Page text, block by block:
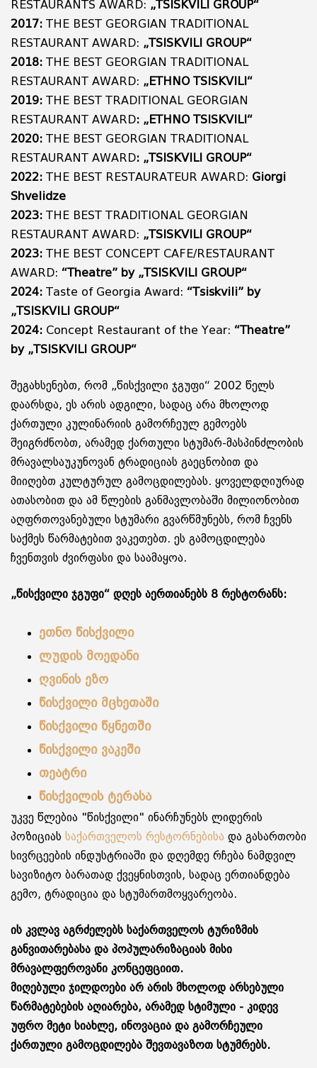
RESTAURANTS AWARD: „TSISKVILI GROUP“
2017:
THE BEST GEORGIAN TRADITIONAL
RESTAURANT AWARD: „TSISKVILI GROUP“
2018:
THE BEST GEORGIAN TRADITIONAL
RESTAURANT AWARD: „ETHNO TSISKVILI“
2019:
THE BEST TRADITIONAL GEORGIAN
RESTAURANT AWARD: „ETHNO TSISKVILI“
2020:
THE BEST GEORGIAN TRADITIONAL
RESTAURANT AWARD: „TSISKVILI GROUP“
2022:
THE BEST RESTAURATEUR AWARD: Giorgi
Shvelidze
2023: THE BEST TRADITIONAL GEORGIAN
RESTAURANT AWARD: „TSISKVILI GROUP“
2023: THE BEST CONCEPT CAFE/RESTAURANT
AWARD: “Theatre” by „TSISKVILI GROUP“
2024: Taste of Georgia Award: “Tsiskvili” by
„TSISKVILI GROUP“
2024: Concept Restaurant of the Year: “Theatre”
by „TSISKVILI GROUP“
შეგახსენებთ, რომ „წისქვილი ჯგუფი“ 2002 წელს
დაარსდა, ეს არის ადგილი, სადაც არა მხოლოდ
ქართული კულინარიის გამორჩეულ გემოებს
შეიგრძნობთ, არამედ ქართული სტუმარ-მასპინძლობის
მრავალსაუკუნოვან ტრადიციას გაეცნობით და
მიიღებთ კულტურულ გამოცდილებას. ყოველდღიურად
ათასობით და ამ წლების განმავლობაში მილიონობით
აღფრთოვანებული სტუმარი გვარწმუნებს, რომ ჩვენს
საქმეს წარმატებით ვაკეთებთ. ეს გამოცდილება
ჩვენთვის ძვირფასი და საამაყოა.
„წისქვილი ჯგუფი“ დღეს აერთიანებს 8 რესტორანს:
ეთნო წისქვილი
ლუდის მოედანი
ღვინის ეზო
წისქვილი მცხეთაში
წისქვილი წყნეთში
წისქვილი ვაკეში
თეატრი
წისქვილის ტერასა
უკვე წლებია "წისქვილი" ინარჩუნებს ლიდერის
პოზიციას საქართველოს რესტორნებისა და გასართობი
სივრცეების ინდუსტრიაში და დღემდე რჩება ნამდვილ
სავიზიტო ბარათად ქვეყნისთვის, სადაც ერთიანდება
გემო, ტრადიცია და სტუმართმოყვარეობა.
ის კვლავ აგრძელებს საქართველოს ტურიზმის
განვითარებასა და პოპულარიზაციას მისი
მრავალფეროვანი კონცეფციით.
მიღებული ჯილდოები არ არის მხოლოდ არსებული
წარმატებების აღიარება, არამედ სტიმული - კიდევ
უფრო მეტი სიახლე, ინოვაცია და გამორჩეული
ქართული გამოცდილება შევთავაზოთ სტუმრებს.